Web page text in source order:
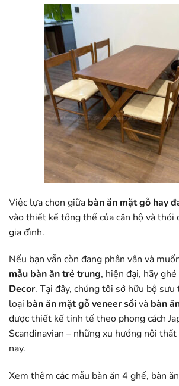
Việc lựa chọn giữa bàn ăn mặt gỗ hay
vào thiết kế tổng thể của căn hộ và thói
gia đình.
Nếu bạn vẫn còn đang phân vân và
mẫu bàn ăn trẻ trung, hiện đại, hãy
Decor. Tại đây, chúng tôi sở hữu bộ sưu
loại bàn ăn mặt gỗ veneer sồivà bàn
được thiết kế tinh tế theo phong cách
Scandinavian – những xu hướng nội
nay.
Xem thêm các mẫu bàn ăn 4 ghế, bàn